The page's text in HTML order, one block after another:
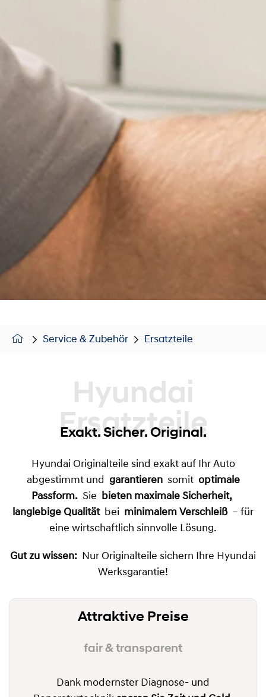
Service & Zubehör Ersatzteile
Hyundai Ersatzteile
Exakt. Sicher. Original.
Hyundai Originalteile sind exakt auf Ihr Auto
abgestimmt und garantierensomit optimale
Passform. Sie
bieten maximale Sicherheit,
langlebige Qualitätbei minimalem Verschleiß– für
eine wirtschaftlich sinnvolle Lösung.
Gut zu wissen: Nur Originalteile sichern Ihre Hyundai
Werksgarantie!
Attraktive Preise
fair & transparent
Dank modernster Diagnose- und